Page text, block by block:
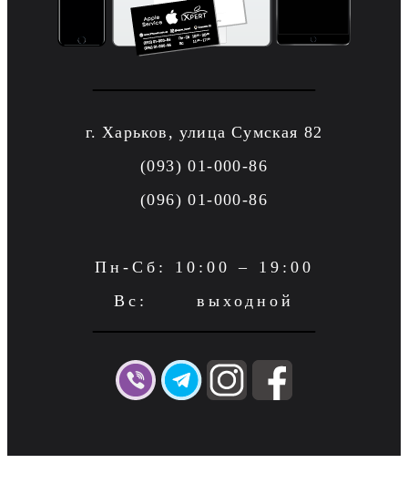
г. Харьков, улица Сумская 82
(093) 01-000-86
(096) 01-000-86
Пн-Сб: 10:00 – 19:00
Вс: выходной